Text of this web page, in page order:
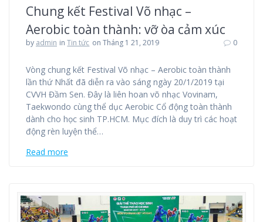
Chung kết Festival Võ nhạc –
Aerobic toàn thành: vỡ òa cảm xúc
by admin inTin tức on Tháng 1 21, 2019 0
Vòng chung kết Festival Võ nhạc – Aerobic toàn thành
lần thứ Nhất đã diễn ra vào sáng ngày 20/1/2019 tại
CVVH Đầm Sen. Đây là liên hoan võ nhạc Vovinam,
Taekwondo cùng thể dục Aerobic Cổ động toàn thành
dành cho học sinh TP.HCM. Mục đích là duy trì các hoạt
động rèn luyện thể…
Read more